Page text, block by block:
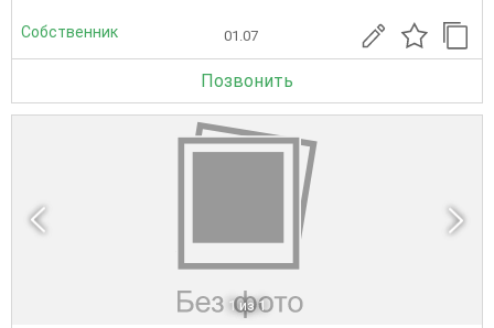
Собственник 01.07
Позвонить
1 из 1